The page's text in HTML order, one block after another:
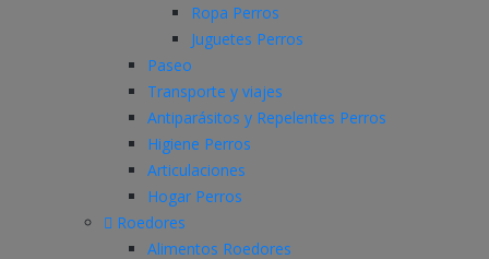
Ropa Perros
Juguetes Perros
Paseo
Transporte y viajes
Antiparásitos y Repelentes Perros
Higiene Perros
Articulaciones
Hogar Perros
Roedores
Alimentos Roedores